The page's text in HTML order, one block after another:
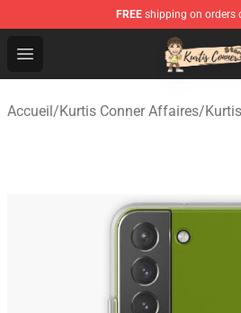
FREE shipping on orders
Open menu
Kurtis Conner Store - Official
Accueil/Kurtis Conner Affaires/